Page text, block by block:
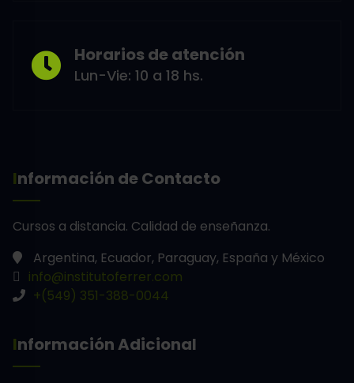
Horarios de atención
Lun-Vie: 10 a 18 hs.
Información de Contacto
Cursos a distancia. Calidad de enseñanza.
Argentina, Ecuador, Paraguay, España y México
info@institutoferrer.com
+(549) 351-388-0044
Información Adicional